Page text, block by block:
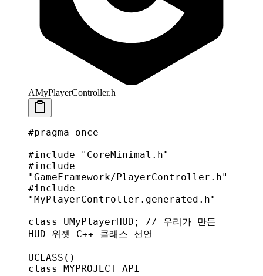
AMyPlayerController.h
#pragma once
#include "CoreMinimal.h"
#include
"GameFramework/PlayerController.h"
#include
"MyPlayerController.generated.h"
class
UMyPlayerHUD ;
// 우리가 만든
HUD 위젯 C++ 클래스 선언
UCLASS ()
class